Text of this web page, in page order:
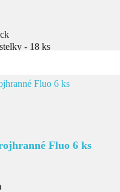
- 18 ks
Fluo 6 ks